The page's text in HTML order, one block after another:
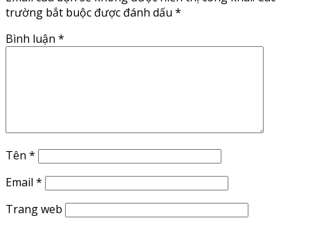
trường bắt buộc được đánh dấu *
Bình luận *
Tên *
Email *
Trang web